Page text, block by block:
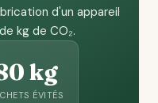
d'un appareil
kg de CO₂.
kg
ÉVITÉS